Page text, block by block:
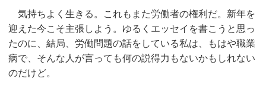
気持ちよく生きる。これもまた労働者の権利だ。新年を
迎えた今こそ主張しよう。ゆるくエッセイを書こうと思っ
たのに、結局、労働問題の話をしている私は、もはや職業
病で、そんな人が言っても何の説得力もないかもしれない
のだけど。